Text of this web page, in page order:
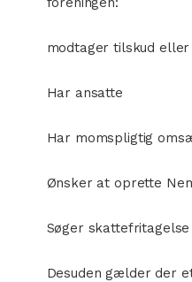
modtager tilskud
Har ansatte
Har momspligtig
Ønsker at oprette
Søger
Desuden gælder der